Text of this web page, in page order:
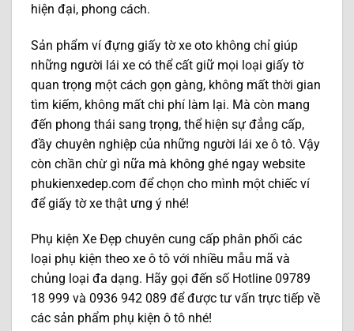
hiện đại, phong cách.
Sản phẩm ví đựng giấy tờ xe oto không chỉ giúp
những người lái xe có thể cất giữ mọi loại giấy tờ
quan trọng một cách gọn gàng, không mất thời gian
tìm kiếm, không mất chi phí làm lại. Mà còn mang
đến phong thái sang trọng, thể hiện sự đẳng cấp,
đầy chuyên nghiệp của những người lái xe ô tô. Vậy
còn chần chừ gì nữa mà không ghé ngay website
phukienxedep.com để chọn cho mình một chiếc ví
để giấy tờ xe thật ưng ý nhé!
Phụ kiện Xe Đẹp chuyên cung cấp phân phối các
loại phụ kiện theo xe ô tô với nhiều mẫu mã và
chủng loại đa dạng. Hãy gọi đến số Hotline 09789
18 999 và 0936 942 089 để được tư vấn trực tiếp về
các sản phẩm phụ kiện ô tô nhé!